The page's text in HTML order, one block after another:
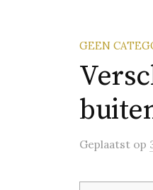
GEEN
Geplaatst op